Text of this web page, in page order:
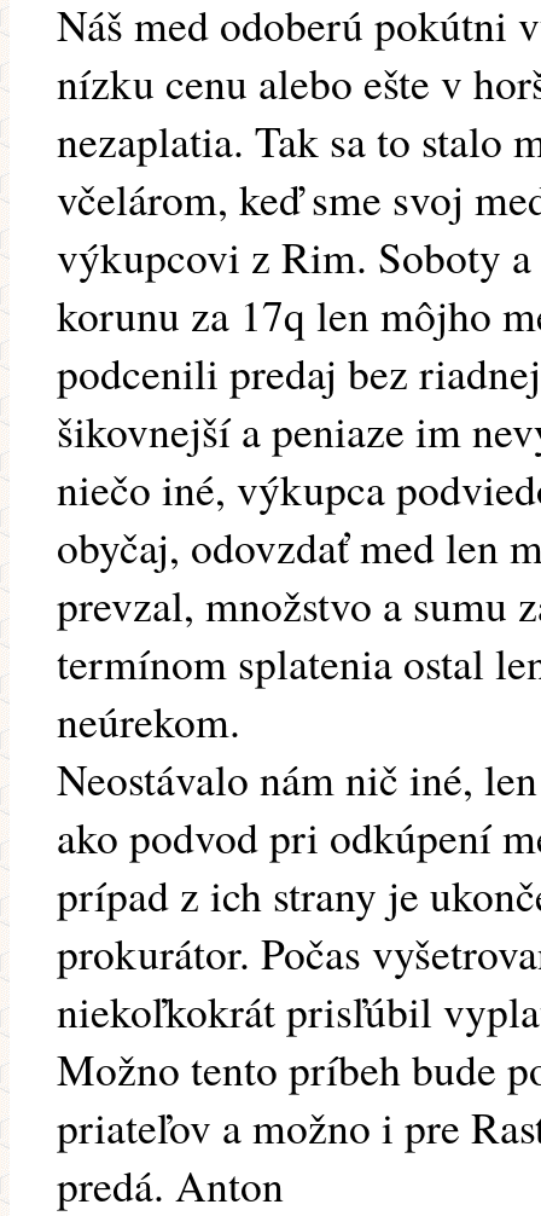
Náš med odoberú pokútni
nízku cenu alebo ešte v
nezaplatia. Tak sa to stalo
včelárom, keď sme svoj
výkupcovi z Rim. Soboty
korunu za 17q len môjho
podcenili predaj bez
šikovnejší a peniaze im
niečo iné, výkupca
obyčaj, odovzdať med len
prevzal, množstvo a sumu
termínom splatenia ostal
neúrekom.
Neostávalo nám nič iné,
ako podvod pri odkúpení
prípad z ich strany je
prokurátor. Počas
niekoľkokrát prisľúbil
Možno tento príbeh bude
priateľov a možno i pre
predá. Anton